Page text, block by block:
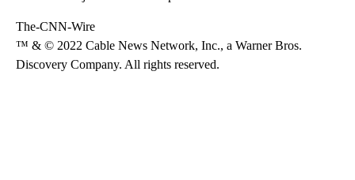
The-CNN-Wire
™ & © 2022 Cable News Network, Inc., a Warner Bros.
Discovery Company. All rights reserved.